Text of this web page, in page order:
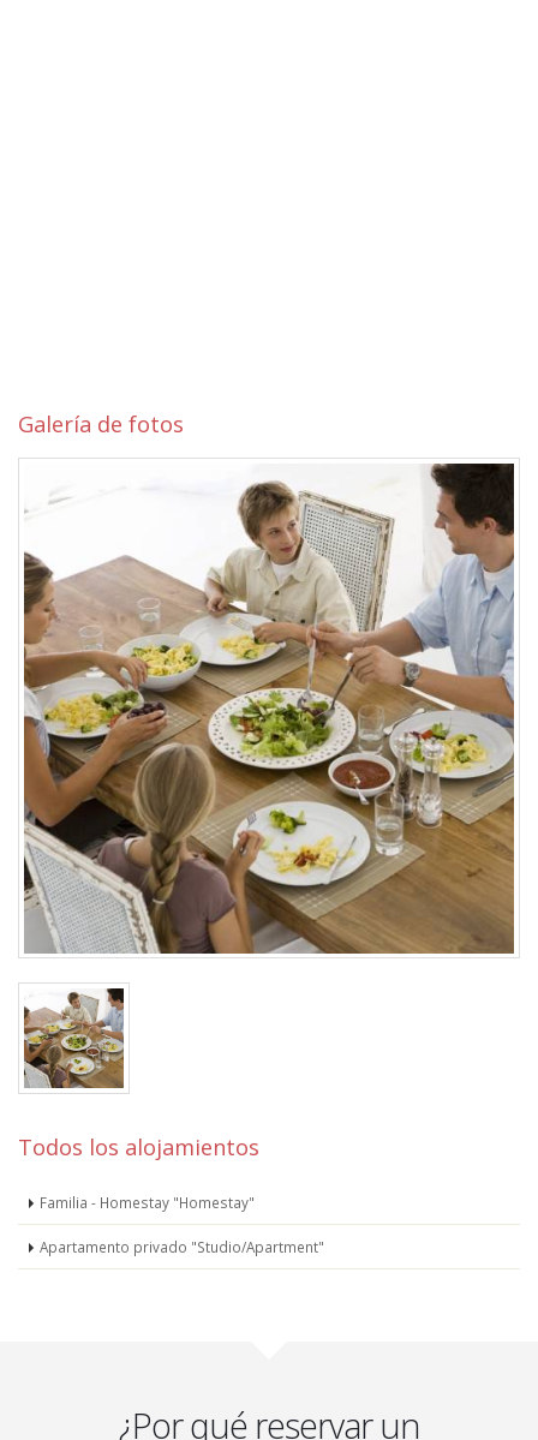
Galería de fotos
Todos los alojamientos
Familia - Homestay "Homestay"
Apartamento privado "Studio/Apartment"
¿Por qué reservar un